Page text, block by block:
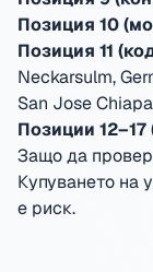
Позиция 10
Позиция 11
Neckarsulm,
San Jose
Позиции
Защо да
Купуването на
е риск.